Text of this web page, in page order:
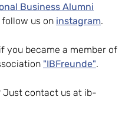
Business Alumni
follow us on instagram.
you became a member of
"IBFreunde".
Just contact us at ib-